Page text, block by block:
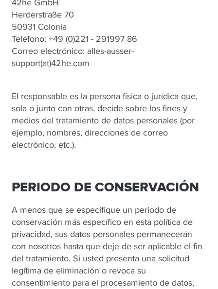
Herderstraße 70
50931 Colonia
Teléfono: +49 (0)221 - 291997 86
Correo electrónico: alles-ausser-
support(at)42he.com
El responsable es la persona física o jurídica que,
sola o junto con otras, decide sobre los fines y
medios del tratamiento de datos personales (por
ejemplo, nombres, direcciones de correo
electrónico, etc.).
PERIODO DE CONSERVACIÓN
A menos que se especifique un periodo de
conservación más específico en esta política de
privacidad, sus datos personales permanecerán
con nosotros hasta que deje de ser aplicable el fin
del tratamiento. Si usted presenta una solicitud
legítima de eliminación o revoca su
consentimiento para el procesamiento de datos,